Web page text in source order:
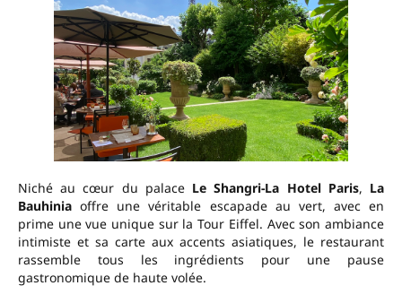
Niché au cœur du palace Le Shangri-La Hotel Paris, La
Bauhinia offre une véritable escapade au vert, avec en
prime une vue unique sur la Tour Eiffel. Avec son ambiance
intimiste et sa carte aux accents asiatiques, le restaurant
rassemble tous les ingrédients pour une pause
gastronomique de haute volée.